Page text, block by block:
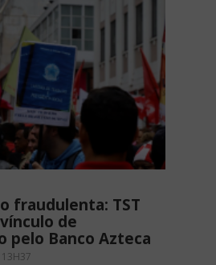
fraudulenta: TST
de
pelo Banco Azteca